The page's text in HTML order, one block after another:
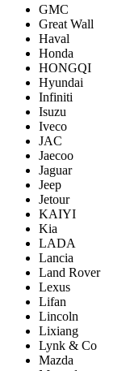
GMC
Great Wall
Haval
Honda
HONGQI
Hyundai
Infiniti
Isuzu
Iveco
JAC
Jaecoo
Jaguar
Jeep
Jetour
KAIYI
Kia
LADA
Lancia
Land Rover
Lexus
Lifan
Lincoln
Lixiang
Lynk & Co
Mazda